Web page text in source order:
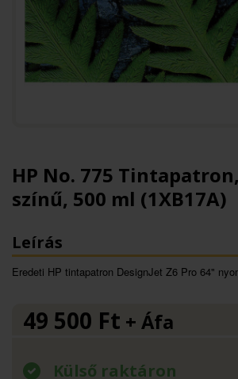
HP No. 775
színű, 500 ml (1XB17A)
Leírás
Eredeti HP tintapatron DesignJet Z6 Pro 64"
49 500 Ft + Áfa
Külső raktáron